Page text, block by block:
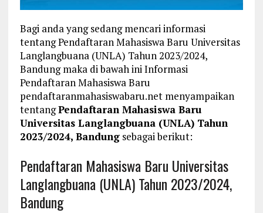
Bagi anda yang sedang mencari informasi
tentang Pendaftaran Mahasiswa Baru Universitas
Langlangbuana (UNLA) Tahun 2023/2024,
Bandung maka di bawah ini Informasi
Pendaftaran Mahasiswa Baru
pendaftaranmahasiswabaru.net menyampaikan
tentangPendaftaran Mahasiswa Baru
Universitas Langlangbuana (UNLA) Tahun
2023/2024, Bandungsebagai berikut:
Pendaftaran Mahasiswa Baru Universitas
Langlangbuana (UNLA) Tahun 2023/2024,
Bandung